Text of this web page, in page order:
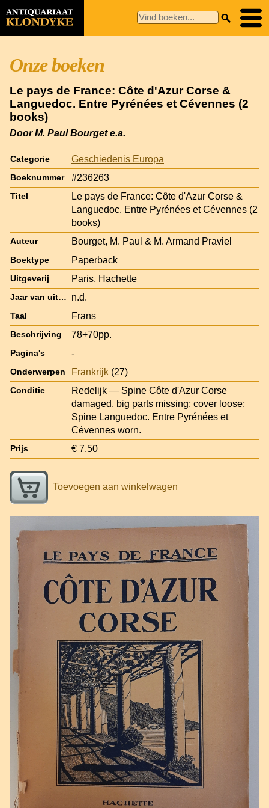
Onze boeken
Le pays de France: Côte d'Azur Corse &
Languedoc. Entre Pyrénées et Cévennes (2
books)
Door M. Paul Bourget e.a.
Categorie Geschiedenis Europa
Boeknummer #236263
Titel
Le pays de France: Côte d'Azur Corse &
Languedoc. Entre Pyrénées et Cévennes (2
books)
Auteur Bourget, M. Paul & M. Armand Praviel
Boektype Paperback
Uitgeverij Paris, Hachette
Jaar van uitgave n.d.
Taal Frans
Beschrijving 78+70pp.
Pagina's -
Onderwerpen Frankrijk (27)
Conditie
Redelijk — Spine Côte d'Azur Corse
damaged, big parts missing; cover loose;
Spine Languedoc. Entre Pyrénées et
Cévennes worn.
Prijs € 7,50
Toevoegen aan winkelwagen